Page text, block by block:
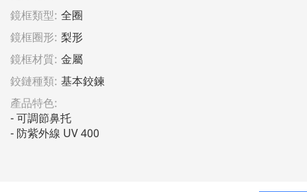
鏡框類型: 全圈
鏡框圈形: 梨形
鏡框材質: 金屬
鉸鏈種類: 基本鉸鍊
產品特色:
- 可調節鼻托